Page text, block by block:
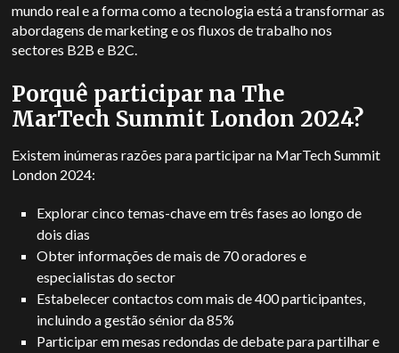
mundo real e a forma como a tecnologia está a transformar as
abordagens de marketing e os fluxos de trabalho nos
sectores B2B e B2C.
Porquê participar na The
MarTech Summit London 2024?
Existem inúmeras razões para participar na MarTech Summit
London 2024:
Explorar cinco temas-chave em três fases ao longo de
dois dias
Obter informações de mais de 70 oradores e
especialistas do sector
Estabelecer contactos com mais de 400 participantes,
incluindo a gestão sénior da 85%
Participar em mesas redondas de debate para partilhar e